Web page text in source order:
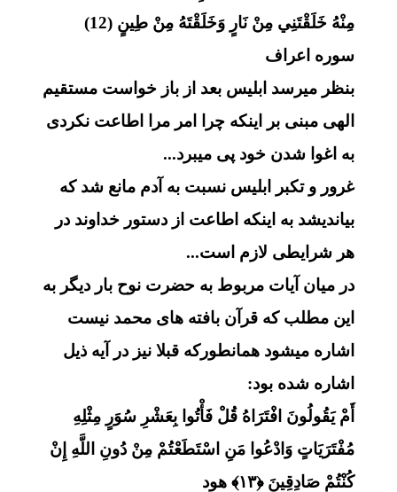
مِنْهُ خَلَقْتَنِي مِنْ نَارٍ وَخَلَقْتَهُ مِنْ طِينٍ (12)
سوره اعراف
بنظر میرسد ابلیس بعد از باز خواست مستقیم
الهی مبنی بر اینکه چرا امر مرا اطاعت نکردی
به اغوا شدن خود پی میبرد...
غرور و تکبر ابلیس نسبت به آدم مانع شد که
بیاندیشد به اینکه اطاعت از دستور خداوند در
هر شرایطی لازم است...
در میان آیات مربوط به حضرت نوح بار دیگر به
این مطلب که قرآن بافته های محمد نیست
اشاره میشود همانطورکه قبلا نیز در آیه ذیل
اشاره شده بود:
أَمْ يَقُولُونَ افْتَرَاهُ قُلْ فَأْتُوا بِعَشْرِ سُوَرٍ مِثْلِهِ
مُفْتَرَيَاتٍ وَادْعُوا مَنِ اسْتَطَعْتُمْ مِنْ دُونِ اللَّهِ إِنْ
كُنْتُمْ صَادِقِينَ ﴿۱۳﴾ هود